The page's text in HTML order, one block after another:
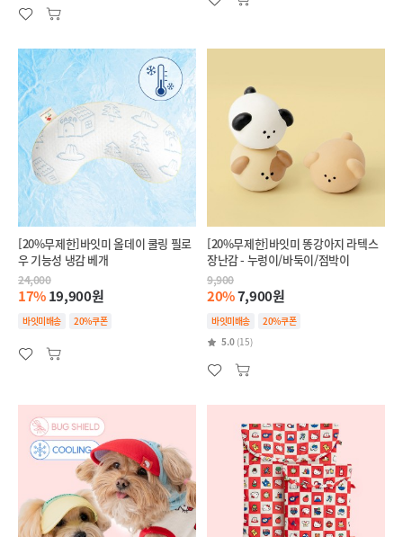
[20%무제한]바잇미 올데이 쿨링 필로
우 기능성 냉감 베개
24,000
17%19,900원
바잇미배송 20%쿠폰
[20%무제한]바잇미 똥강아지 라텍스
장난감 - 누렁이/바둑이/점박이
9,900
20%7,900원
바잇미배송
20%쿠폰
5.0 (15)